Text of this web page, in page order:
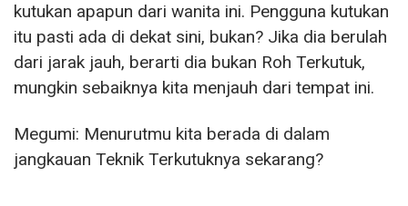
kutukan apapun dari wanita ini. Pengguna kutukan
itu pasti ada di dekat sini, bukan? Jika dia berulah
dari jarak jauh, berarti dia bukan Roh Terkutuk,
mungkin sebaiknya kita menjauh dari tempat ini.
Megumi: Menurutmu kita berada di dalam
jangkauan Teknik Terkutuknya sekarang?